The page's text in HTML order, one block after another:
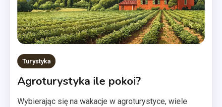
Turystyka
Agroturystyka ile pokoi?
Wybierając się na wakacje w agroturystyce, wiele